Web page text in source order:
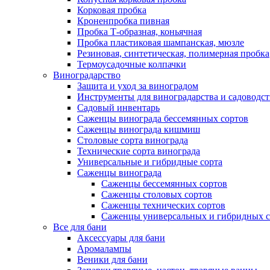
Корковая пробка
Кроненпробка пивная
Пробка Т-образная, коньячная
Пробка пластиковая шампанская, мюзле
Резиновая, синтетическая, полимерная пробка
Термоусадочные колпачки
Виноградарство
Защита и уход за виноградом
Инструменты для виноградарства и
Садовый инвентарь
Саженцы винограда бессемянных сортов
Саженцы винограда кишмиш
Столовые сорта винограда
Технические сорта винограда
Универсальные и гибридные сорта
Саженцы винограда
Саженцы бессемянных сортов
Саженцы столовых сортов
Саженцы технических сортов
Саженцы универсальных и гибридных
Все для бани
Аксессуары для бани
Аромалампы
Веники для бани